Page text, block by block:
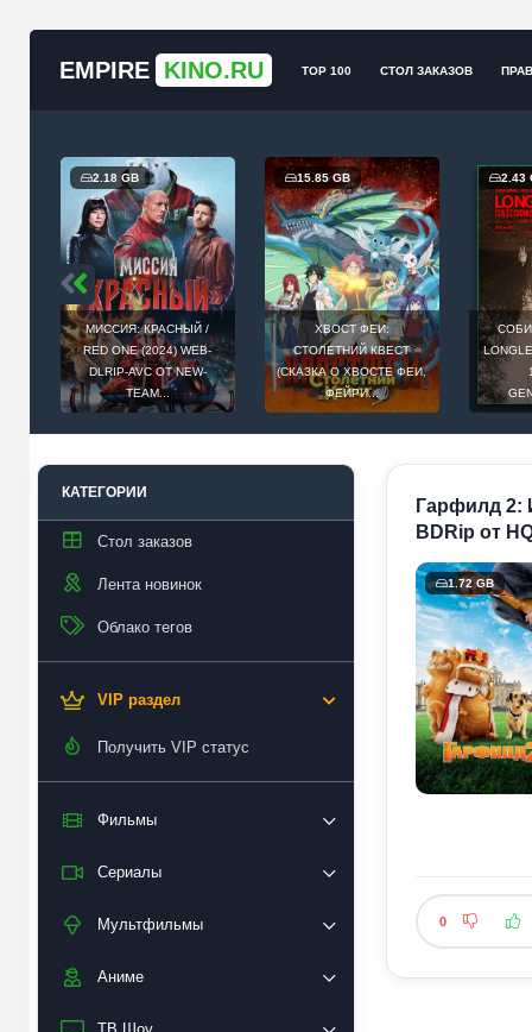
EMPIRE KINO.RU TOP 100 СТОЛ ЗАКАЗОВ
2.18 GB
МИССИЯ: КРАСНЫЙ /
RED ONE (2024) WEB-
DLRIP-AVC ОТ NEW-
TEAM...
15.85 GB
ХВОСТ ФЕИ:
СТОЛЕТНИЙ КВЕСТ
(СКАЗКА О ХВОСТЕ ФЕИ,
ФЕЙРИ...
2.43
КАТЕГОРИИ
Стол заказов
Лента новинок
Облако тегов
VIP раздел
Получить VIP статус
Фильмы
Сериалы
Мультфильмы
Аниме
Гарфилд 2:
BDRip от
1.72 GB
0